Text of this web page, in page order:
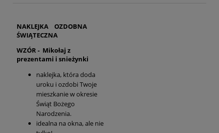
NAKLEJKA OZDOBNA
ŚWIĄTECZNA
WZÓR - Mikołaj z
prezentami i snieżynki
naklejka, która doda
uroku i ozdobi Twoje
mieszkanie w okresie
Świąt Bożego
Narodzenia.
idealna na okna, ale nie